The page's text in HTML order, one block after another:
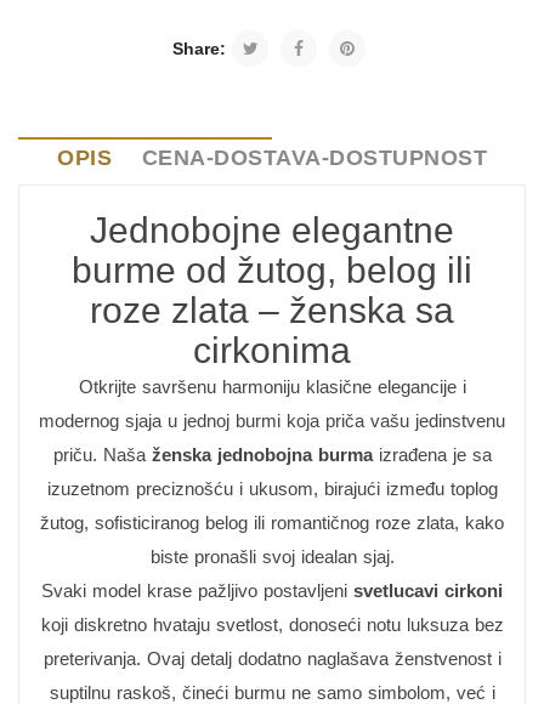
Share:
OPIS CENA-DOSTAVA-DOSTUPNOST
Jednobojne elegantne
burme od žutog, belog ili
roze zlata – ženska sa
cirkonima
Otkrijte savršenu harmoniju klasične elegancije i
modernog sjaja u jednoj burmi koja priča vašu jedinstvenu
priču. Naša ženska jednobojna burmaizrađena je sa
izuzetnom preciznošću i ukusom, birajući između toplog
žutog, sofisticiranog belog ili romantičnog roze zlata, kako
biste pronašli svoj idealan sjaj.
Svaki model krase pažljivo postavljeni svetlucavi cirkoni
koji diskretno hvataju svetlost, donoseći notu luksuza bez
preterivanja. Ovaj detalj dodatno naglašava ženstvenost i
suptilnu raskoš, čineći burmu ne samo simbolom, već i